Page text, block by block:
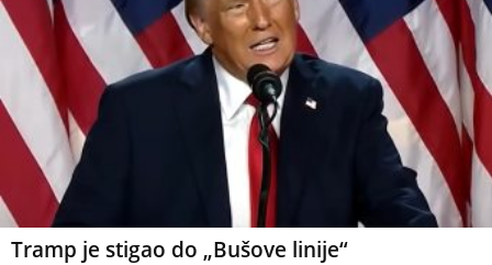
Tramp je stigao do „Bušove linije“